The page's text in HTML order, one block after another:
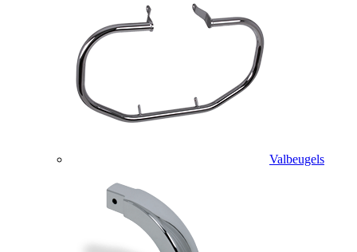
Valbeugels